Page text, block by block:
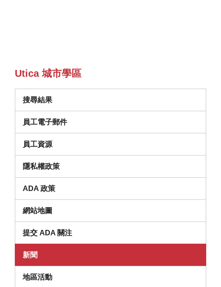
Utica 城市學區
搜尋結果
員工電子郵件
員工資源
隱私權政策
ADA 政策
網站地圖
提交 ADA 關注
新聞
地區活動